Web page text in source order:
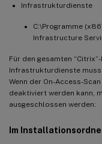
Infrastrukturdienste
C:\Programme
Infrastructure
Für den gesamten
Infrastrukturdienste muss
Wenn der On-Access-
deaktiviert werden kann,
ausgeschlossen werden:
Im